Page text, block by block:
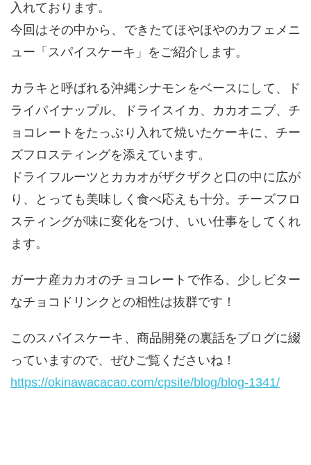
入れております。
今回はその中から、できたてほやほやのカフェメニ
ュー「スパイスケーキ」をご紹介します。
カラキと呼ばれる沖縄シナモンをベースにして、ド
ライパイナップル、ドライスイカ、カカオニブ、チ
ョコレートをたっぷり入れて焼いたケーキに、チー
ズフロスティングを添えています。
ドライフルーツとカカオがザクザクと口の中に広が
り、とっても美味しく食べ応えも十分。チーズフロ
スティングが味に変化をつけ、いい仕事をしてくれ
ます。
ガーナ産カカオのチョコレートで作る、少しビター
なチョコドリンクとの相性は抜群です！
このスパイスケーキ、商品開発の裏話をブログに綴
っていますので、ぜひご覧くださいね！
https://okinawacacao.com/cpsite/blog/blog-1341/